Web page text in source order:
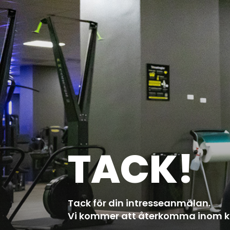
TACK!
Tack för din intresseanmälan.
Vi kommer att återkomma inom